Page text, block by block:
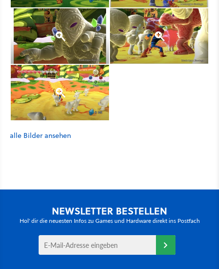
alle Bilder ansehen
NEWSLETTER BESTELLEN
Hol' dir die neuesten Infos zu Games und Hardware direkt ins Postfach